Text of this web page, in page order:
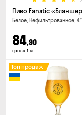
Пиво Fanatic
Белое, Нефильтрованное, 4°
84,90
грн за 1 кг
Топ продаж